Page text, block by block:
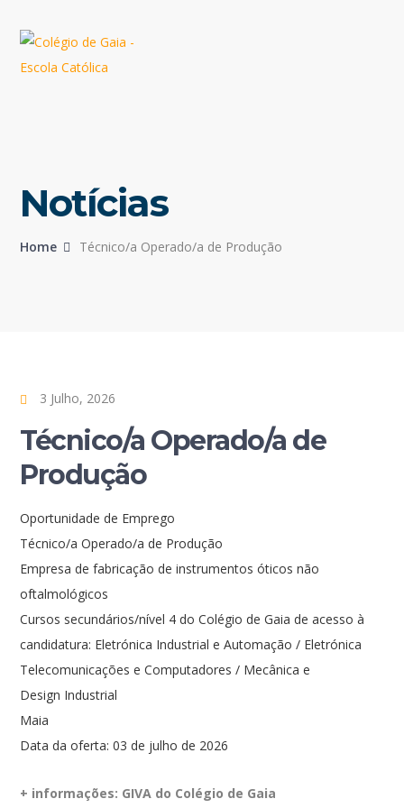
Notícias
Home Técnico/a Operado/a de Produção
3 Julho, 2026
Técnico/a Operado/a de
Produção
Oportunidade de Emprego
Técnico/a Operado/a de Produção
Empresa de fabricação de instrumentos óticos não
oftalmológicos
Cursos secundários/nível 4 do Colégio de Gaia de acesso à
candidatura: Eletrónica Industrial e Automação / Eletrónica
Telecomunicações e Computadores / Mecânica e
Design Industrial
Maia
Data da oferta: 03 de julho de 2026
+ informações: GIVA do Colégio de Gaia